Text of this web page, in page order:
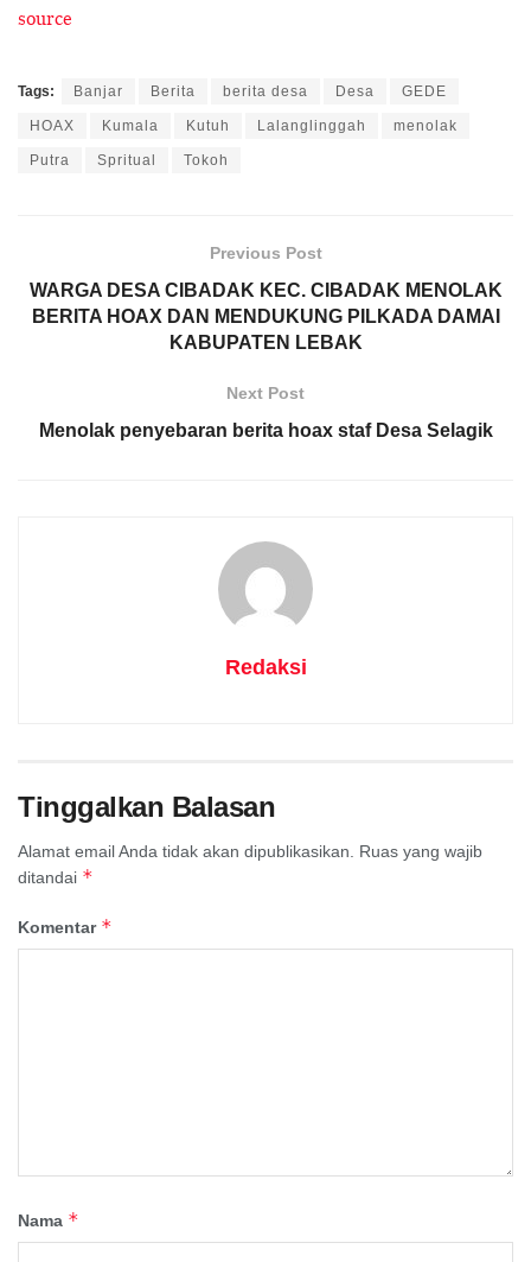
source
Tags: Banjar Berita berita desa Desa GEDE
HOAX Kumala Kutuh Lalanglinggah menolak
Putra Spritual Tokoh
Previous Post
WARGA DESA CIBADAK KEC. CIBADAK MENOLAK
BERITA HOAX DAN MENDUKUNG PILKADA DAMAI
KABUPATEN LEBAK
Next Post
Menolak penyebaran berita hoax staf Desa Selagik
Redaksi
Tinggalkan Balasan
Alamat email Anda tidak akan dipublikasikan. Ruas yang wajib
ditandai *
Komentar *
Nama *